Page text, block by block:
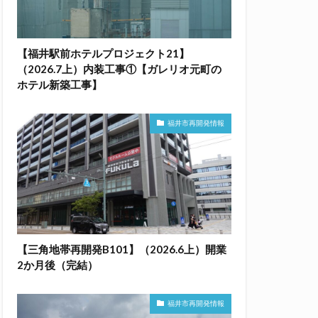
【福井駅前ホテルプロジェクト21】
（2026.7上）内装工事①【ガレリオ元町の
ホテル新築工事】
福井市再開発情報
【三角地帯再開発B101】（2026.6上）開業
2か月後（完結）
福井市再開発情報